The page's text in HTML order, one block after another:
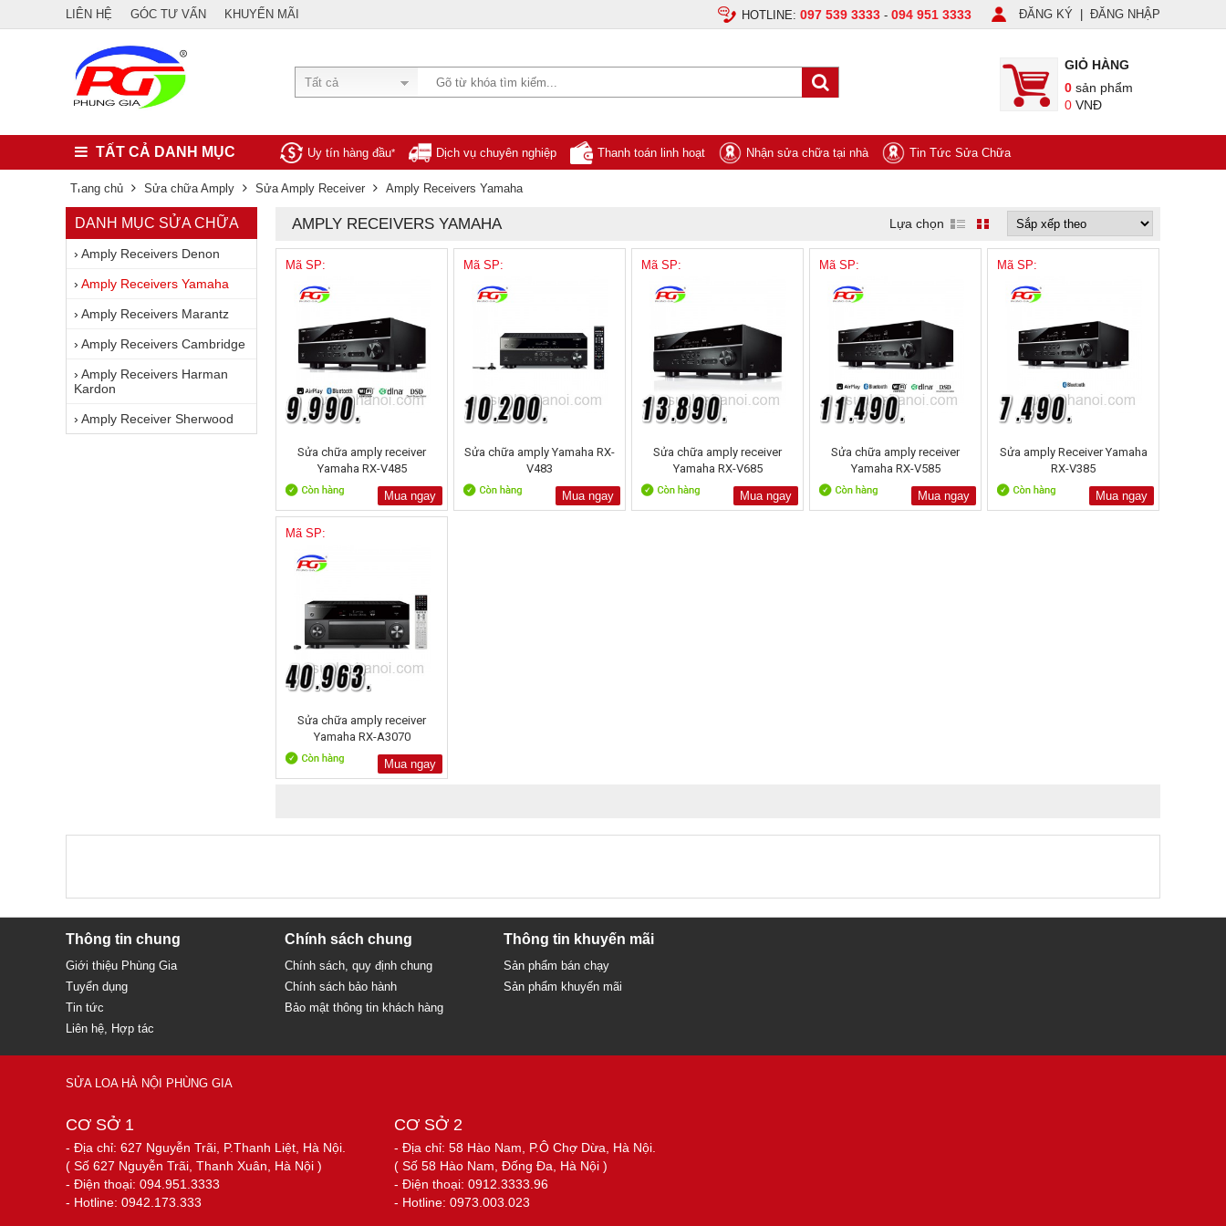
LIÊN HỆ GÓC TƯ VẤN KHUYẾN MÃI HOTLINE: 097 539 3333 - 094 951 3333 ĐĂNG KÝ ĐĂNG NHẬP
Tất cả
GIỎ HÀNG
0 sản phẩm
0 VNĐ
TẤT CẢ DANH MỤC Uy tín hàng đầu* Dịch vụ chuyên nghiệp Thanh toán linh hoạt Nhận sửa chữa tại nhà Tin Tức Sửa Chữa
Trang chủ Sửa chữa Amply Sửa Amply Receiver Amply Receivers Yamaha
DANH MỤC SỬA CHỮA
› Amply Receivers Denon
› Amply Receivers Yamaha
› Amply Receivers Marantz
› Amply Receivers Cambridge
› Amply Receivers Harman
Kardon
› Amply Receiver Sherwood
AMPLY RECEIVERS YAMAHA Lựa chọn
Mã SP:
Sửa chữa amply receiver
Yamaha RX-V485
Mua ngay
Mã SP:
Sửa chữa amply Yamaha RX-
V483
Mua ngay
Mã SP:
Sửa chữa amply receiver
Yamaha RX-V685
Mua ngay
Mã SP:
Sửa chữa amply receiver
Yamaha RX-V585
Mua ngay
Mã SP:
Sửa amply Receiver Yamaha
RX-V385
Mua ngay
Mã SP:
Sửa chữa amply receiver
Yamaha RX-A3070
Mua ngay
Thông tin chung
Giới thiệu Phùng Gia
Tuyển dụng
Tin tức
Liên hệ, Hợp tác
Chính sách chung
Chính sách, quy định chung
Chính sách bảo hành
Bảo mật thông tin khách hàng
Thông tin khuyến mãi
Sản phẩm bán chạy
Sản phẩm khuyến mãi
SỬA LOA HÀ NỘI PHÙNG GIA
CƠ SỞ 1
- Địa chỉ: 627 Nguyễn Trãi, P.Thanh Liệt, Hà Nội.
( Số 627 Nguyễn Trãi, Thanh Xuân, Hà Nội )
- Điện thoại: 094.951.3333
- Hotline: 0942.173.333
CƠ SỞ 2
- Địa chỉ: 58 Hào Nam, P.Ô Chợ Dừa, Hà Nội.
( Số 58 Hào Nam, Đống Đa, Hà Nội )
- Điện thoại: 0912.3333.96
- Hotline: 0973.003.023